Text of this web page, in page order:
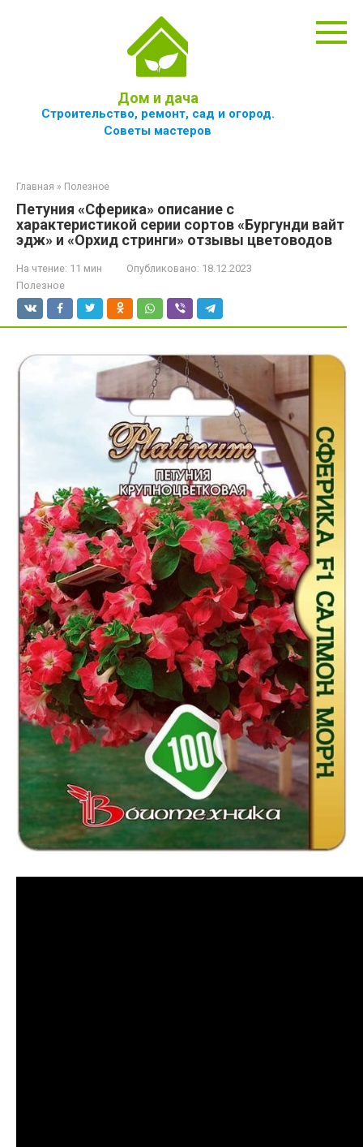
Дом и дача
Строительство, ремонт, сад и огород.
Советы мастеров
Главная » Полезное
Петуния «Сферика» описание с
характеристикой серии сортов «Бургунди вайт
эдж» и «Орхид стринги» отзывы цветоводов
На чтение: 11 мин Опубликовано: 18.12.2023
Полезное